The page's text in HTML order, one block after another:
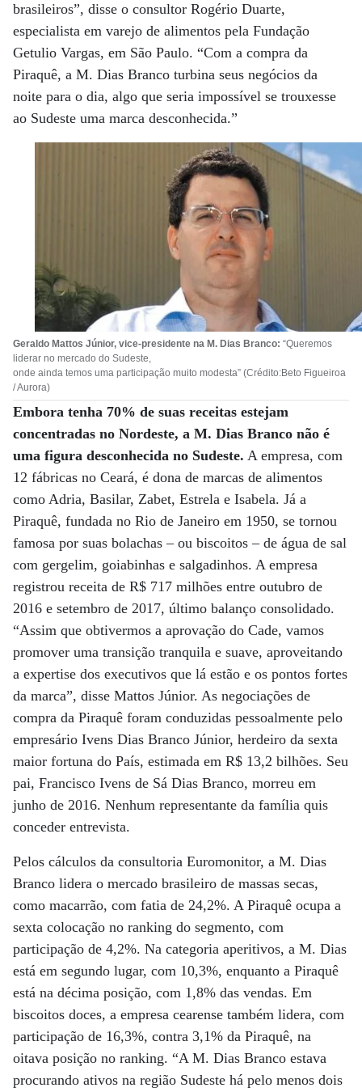
brasileiros”, disse o consultor Rogério Duarte,
especialista em varejo de alimentos pela Fundação
Getulio Vargas, em São Paulo. “Com a compra da
Piraquê, a M. Dias Branco turbina seus negócios da
noite para o dia, algo que seria impossível se trouxesse
ao Sudeste uma marca desconhecida.”
Geraldo Mattos Júnior, vice-presidente na M. Dias Branco: “Queremos
liderar no mercado do Sudeste,
onde ainda temos uma participação muito modesta” (Crédito:Beto Figueiroa
/ Aurora)
Embora tenha 70% de suas receitas estejam
concentradas no Nordeste, a M. Dias Branco não é
uma figura desconhecida no Sudeste. A empresa, com
12 fábricas no Ceará, é dona de marcas de alimentos
como Adria, Basilar, Zabet, Estrela e Isabela. Já a
Piraquê, fundada no Rio de Janeiro em 1950, se tornou
famosa por suas bolachas – ou biscoitos – de água de sal
com gergelim, goiabinhas e salgadinhos. A empresa
registrou receita de R$ 717 milhões entre outubro de
2016 e setembro de 2017, último balanço consolidado.
“Assim que obtivermos a aprovação do Cade, vamos
promover uma transição tranquila e suave, aproveitando
a expertise dos executivos que lá estão e os pontos fortes
da marca”, disse Mattos Júnior. As negociações de
compra da Piraquê foram conduzidas pessoalmente pelo
empresário Ivens Dias Branco Júnior, herdeiro da sexta
maior fortuna do País, estimada em R$ 13,2 bilhões. Seu
pai, Francisco Ivens de Sá Dias Branco, morreu em
junho de 2016. Nenhum representante da família quis
conceder entrevista.
Pelos cálculos da consultoria Euromonitor, a M. Dias
Branco lidera o mercado brasileiro de massas secas,
como macarrão, com fatia de 24,2%. A Piraquê ocupa a
sexta colocação no ranking do segmento, com
participação de 4,2%. Na categoria aperitivos, a M. Dias
está em segundo lugar, com 10,3%, enquanto a Piraquê
está na décima posição, com 1,8% das vendas. Em
biscoitos doces, a empresa cearense também lidera, com
participação de 16,3%, contra 3,1% da Piraquê, na
oitava posição no ranking. “A M. Dias Branco estava
procurando ativos na região Sudeste há pelo menos dois